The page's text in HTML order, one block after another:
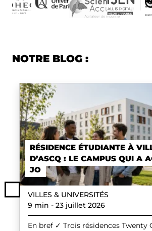
NOTRE BLOG :
RÉSIDENCE ÉTUDIANTE À
D’ASCQ : LE CAMPUS QUI A
JO
VILLES & UNIVERSITÉS
9 min - 23 juillet 2026
En bref ✓ Trois résidences Twenty
Previous